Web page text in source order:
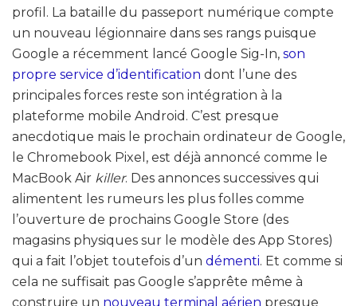
profil. La bataille du passeport numérique compte
un nouveau légionnaire dans ses rangs puisque
Google a récemment lancé Google Sig-In, son
propre service d’identification dont l’une des
principales forces reste son intégration à la
plateforme mobile Android. C’est presque
anecdotique mais le prochain ordinateur de Google,
le Chromebook Pixel, est déjà annoncé comme le
MacBook Air killer. Des annonces successives qui
alimentent les rumeurs les plus folles comme
l’ouverture de prochains Google Store (des
magasins physiques sur le modèle des App Stores)
qui a fait l’objet toutefois d’un démenti. Et comme si
cela ne suffisait pas Google s’apprête même à
construire un nouveau terminal aérien presque